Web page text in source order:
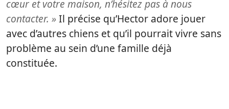
cœur et votre maison, n’hésitez pas à nous
contacter. »Il précise qu’Hector adore jouer
avec d’autres chiens et qu’il pourrait vivre sans
problème au sein d’une famille déjà
constituée.